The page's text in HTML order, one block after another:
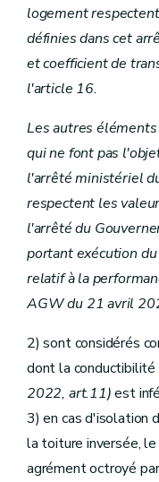
logement
définies dans cet
et coefficient de
l'article 16.
Les autres
qui ne font pas
l'arrêté ministériel
respectent les
l'arrêté du
portant exécution
relatif à la
AGW du 21 avril
2) sont considérés
dont la conductibilité
2022, art.11)est
3) en cas d'isolation
la toiture inversée,
agrément octroyé